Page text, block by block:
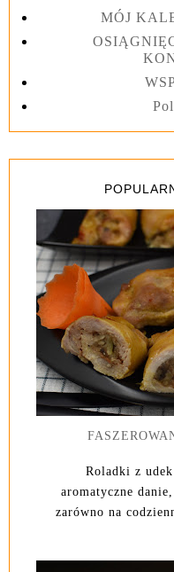
MÓJ
Roladki z udek
aromatyczne
zarówno na